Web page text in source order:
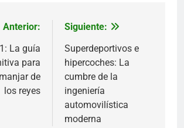
Anterior:
La guía
para
de
los reyes
Siguiente:
Superdeportivos e
hipercoches: La
cumbre de la
ingeniería
automovilística
moderna